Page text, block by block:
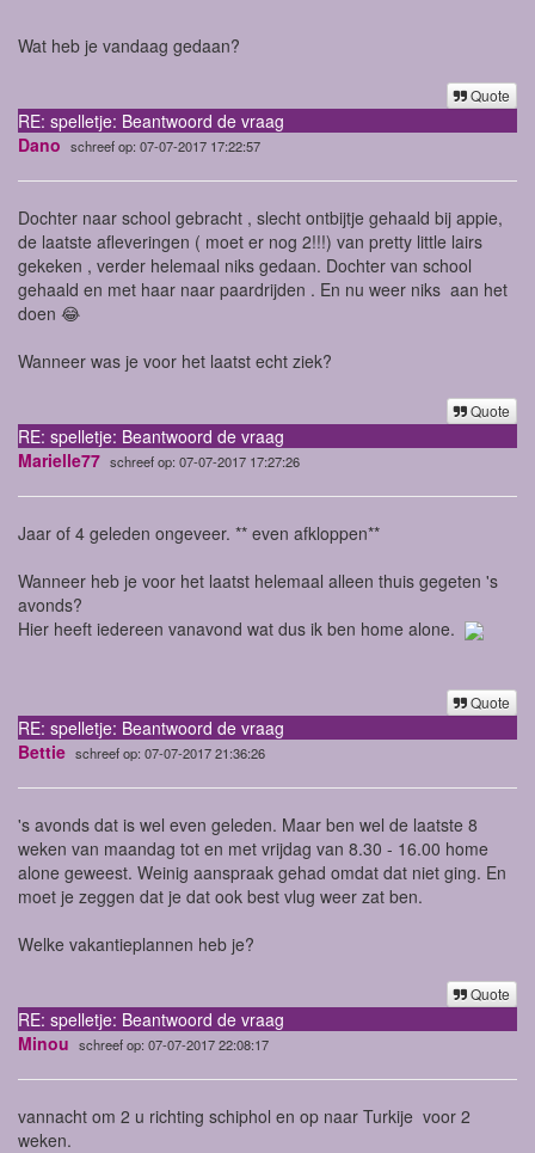
Wat heb je vandaag gedaan?
Quote
RE: spelletje: Beantwoord de vraag
Dano schreef op: 07-07-2017 17:22:57
Dochter naar school gebracht , slecht ontbijtje gehaald bij appie,
de laatste afleveringen ( moet er nog 2!!!) van pretty little lairs
gekeken , verder helemaal niks gedaan. Dochter van school
gehaald en met haar naar paardrijden . En nu weer niks aan het
doen 😂
Wanneer was je voor het laatst echt ziek?
Quote
RE: spelletje: Beantwoord de vraag
Marielle77 schreef op: 07-07-2017 17:27:26
Jaar of 4 geleden ongeveer. ** even afkloppen**
Wanneer heb je voor het laatst helemaal alleen thuis gegeten 's
avonds?
Hier heeft iedereen vanavond wat dus ik ben home alone.
Quote
RE: spelletje: Beantwoord de vraag
Bettie schreef op: 07-07-2017 21:36:26
's avonds dat is wel even geleden. Maar ben wel de laatste 8
weken van maandag tot en met vrijdag van 8.30 - 16.00 home
alone geweest. Weinig aanspraak gehad omdat dat niet ging. En
moet je zeggen dat je dat ook best vlug weer zat ben.
Welke vakantieplannen heb je?
Quote
RE: spelletje: Beantwoord de vraag
Minou schreef op: 07-07-2017 22:08:17
vannacht om 2 u richting schiphol en op naar Turkije voor 2
weken.